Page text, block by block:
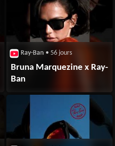
Ray-Ban • 56 jours
Bruna Marquezine x Ray-
Ban ​